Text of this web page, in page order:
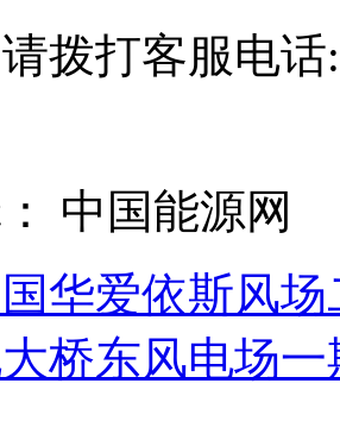
拨打客服电话
中国能源网
国华爱依斯风
桥东风电场一